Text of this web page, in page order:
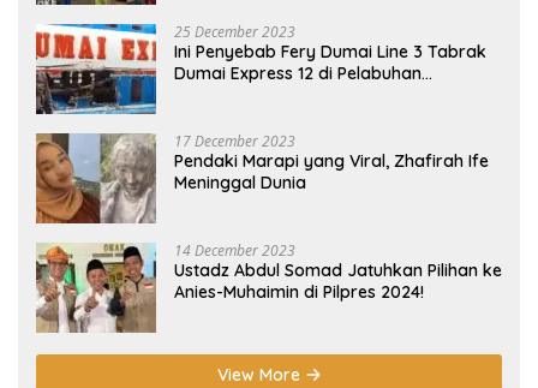
25 December 2023
Ini Penyebab Fery Dumai Line 3 Tabrak
Dumai Express 12 di Pelabuhan
17 December 2023
Pendaki Marapi yang Viral, Zhafirah Ife
Meninggal Dunia
14 December 2023
Ustadz Abdul Somad Jatuhkan Pilihan ke
Anies-Muhaimin di Pilpres 2024!
View More